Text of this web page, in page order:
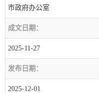
市政府办公室
成文日期：
2025-11-27
发布日期：
2025-12-01